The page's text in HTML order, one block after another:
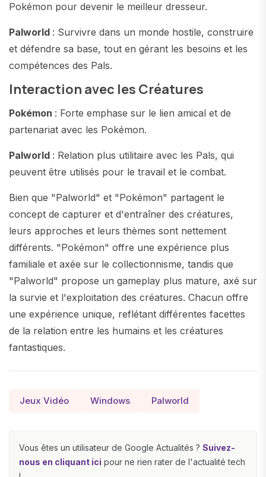
Pokémon pour devenir le meilleur dresseur.
Palworld : Survivre dans un monde hostile, construire
et défendre sa base, tout en gérant les besoins et les
compétences des Pals.
Interaction avec les Créatures
Pokémon : Forte emphase sur le lien amical et de
partenariat avec les Pokémon.
Palworld : Relation plus utilitaire avec les Pals, qui
peuvent être utilisés pour le travail et le combat.
Bien que "Palworld" et "Pokémon" partagent le
concept de capturer et d'entraîner des créatures,
leurs approches et leurs thèmes sont nettement
différents. "Pokémon" offre une expérience plus
familiale et axée sur le collectionnisme, tandis que
"Palworld" propose un gameplay plus mature, axé sur
la survie et l'exploitation des créatures. Chacun offre
une expérience unique, reflétant différentes facettes
de la relation entre les humains et les créatures
fantastiques.
Jeux Vidéo Windows Palworld
Vous êtes un utilisateur de Google Actualités ? Suivez-
nous en cliquant ici pour ne rien rater de l'actualité tech